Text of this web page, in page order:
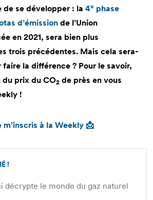
de se développer : la 4e phase
d’émissionde l’Union
en 2021, sera bien plus
trois précédentes. Mais cela sera-
la différence ? Pour le savoir,
du prix du CO2 de près en vous
!
m’inscris à la Weekly 📩
!
décrypte le monde du gaz naturel